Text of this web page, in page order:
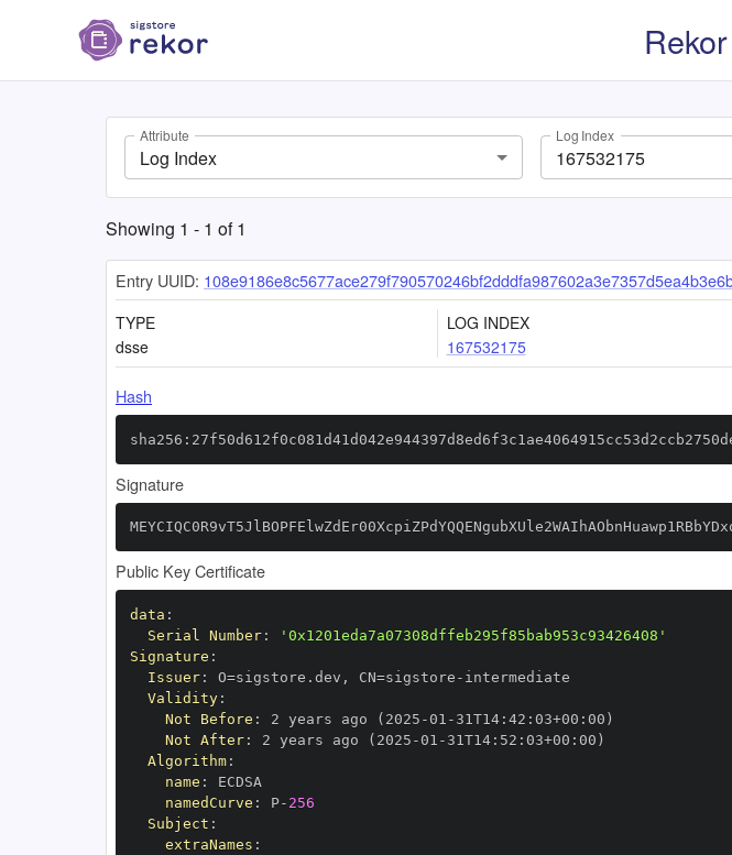
Attribute
Log Index
Log Index
Showing 1 - 1 of1
Entry UUID:
TYPE
dsse
LOG INDEX
167532175
Hash
Signature
Public Key Certificate
data :
Serial Number:
'0x1201eda7a07308dffeb295f85bab953c93426408'
Signature :
Issuer: O=sigstore.dev , CN=sigstore -
Validity:
Not Before : 2 years ago (2025 -01 - 31T14: 42 : 03+00 :
Not After: 2 years ago (2025 -01 - 31T14: 52 : 03+00 :
Algorithm:
name :
namedCurve : P- 256
Subject :
extraNames :